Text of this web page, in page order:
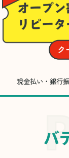
現金払い・銀行
バ